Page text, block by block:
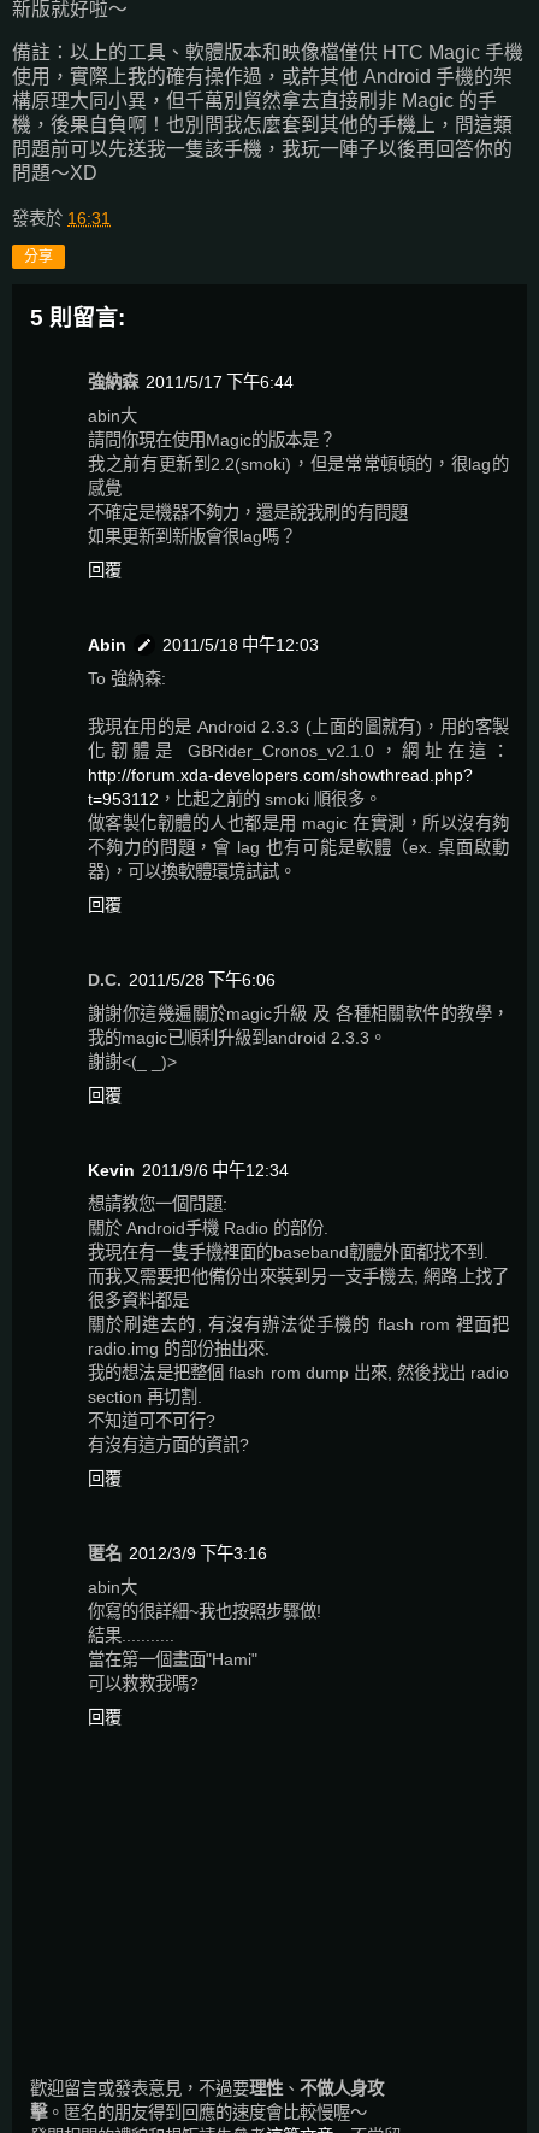
新版就好啦～
備註：以上的工具、軟體版本和映像檔僅供 HTC Magic 手機
使用，實際上我的確有操作過，或許其他 Android 手機的架
構原理大同小異，但千萬別貿然拿去直接刷非 Magic 的手
機，後果自負啊！也別問我怎麼套到其他的手機上，問這類
問題前可以先送我一隻該手機，我玩一陣子以後再回答你的
問題～XD
發表於 16:31
分享
5 則留言:
強納森 2011/5/17 下午6:44
abin大
請問你現在使用Magic的版本是？
我之前有更新到2.2(smoki)，但是常常頓頓的，很lag的
感覺
不確定是機器不夠力，還是說我刷的有問題
如果更新到新版會很lag嗎？
回覆
Abin
2011/5/18 中午12:03
To 強納森:
我現在用的是 Android 2.3.3 (上面的圖就有)，用的客製
化韌體是 GBRider_Cronos_v2.1.0，網址在這：
http://forum.xda-developers.com/showthread.php?
t=953112 ，比起之前的 smoki 順很多。
做客製化韌體的人也都是用 magic 在實測，所以沒有夠
不夠力的問題，會 lag 也有可能是軟體（ex. 桌面啟動
器)，可以換軟體環境試試。
回覆
D.C. 2011/5/28 下午6:06
謝謝你這幾遍關於magic升級 及 各種相關軟件的教學，
我的magic已順利升級到android 2.3.3。
謝謝<(_ _)>
回覆
Kevin 2011/9/6 中午12:34
想請教您一個問題:
關於 Android手機 Radio 的部份.
我現在有一隻手機裡面的baseband韌體外面都找不到.
而我又需要把他備份出來裝到另一支手機去, 網路上找了
很多資料都是
關於刷進去的, 有沒有辦法從手機的 flash rom 裡面把
radio.img 的部份抽出來.
我的想法是把整個 flash rom dump 出來, 然後找出 radio
section 再切割.
不知道可不可行?
有沒有這方面的資訊?
回覆
匿名 2012/3/9 下午3:16
abin大
你寫的很詳細~我也按照步驟做!
結果...........
當在第一個畫面"Hami"
可以救救我嗎?
回覆
歡迎留言或發表意見，不過要理性 、 不做人身攻
擊。匿名的朋友得到回應的速度會比較慢喔～